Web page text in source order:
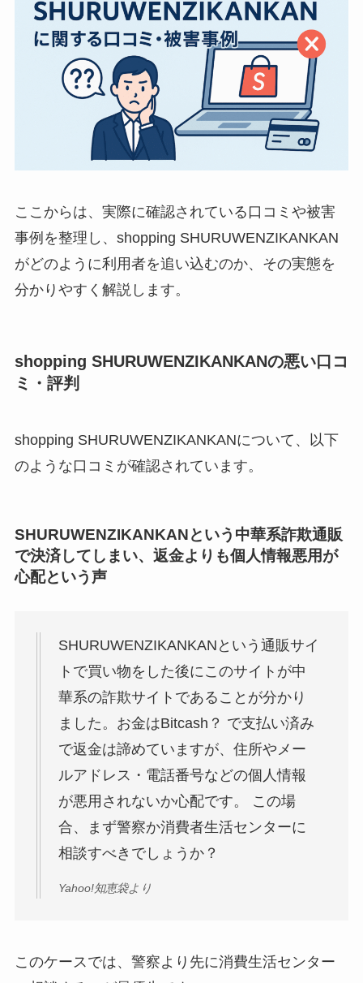
ここからは、実際に確認されている口コミや被害
事例を整理し、shopping SHURUWENZIKANKAN
がどのように利用者を追い込むのか、その実態を
分かりやすく解説します。
shopping SHURUWENZIKANKANの悪い口コ
ミ・評判
shopping SHURUWENZIKANKANについて、以下
のような口コミが確認されています。
SHURUWENZIKANKANという中華系詐欺通販
で決済してしまい、返金よりも個人情報悪用が
心配という声
SHURUWENZIKANKANという通販サイ
トで買い物をした後にこのサイトが中
華系の詐欺サイトであることが分かり
ました。お金はBitcash？ で支払い済み
で返金は諦めていますが、住所やメー
ルアドレス・電話番号などの個人情報
が悪用されないか心配です。 この場
合、まず警察か消費者生活センターに
相談すべきでしょうか？
Yahoo!知恵袋より
このケースでは、警察より先に消費生活センター